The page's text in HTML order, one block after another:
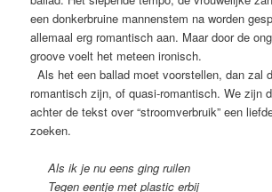
een donkerbruine mannenstem na worden
allemaal erg romantisch aan. Maar door de
groove voelt het meteen ironisch.
Als het een ballad moet voorstellen, dan zal
romantisch zijn, of quasi-romantisch. We zijn
achter de tekst over “stroomverbruik” een
zoeken.
Als ik je nu eens ging ruilen
Tegen eentje met plastic erbij